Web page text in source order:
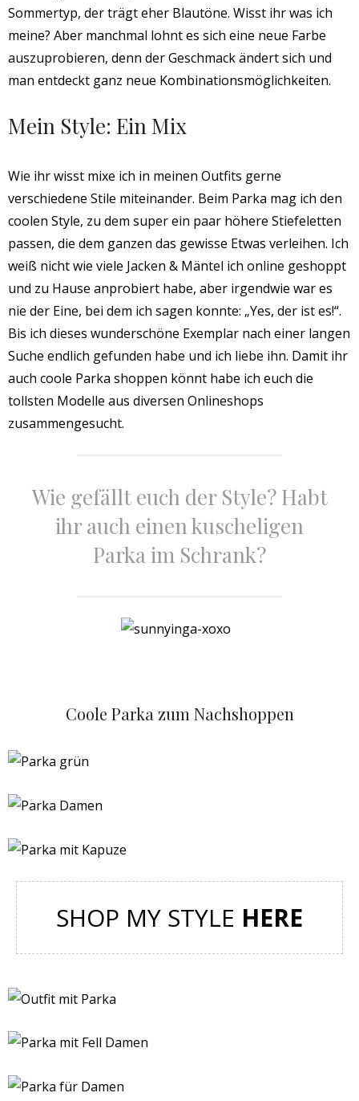
Sommertyp, der trägt eher Blautöne. Wisst ihr was ich
meine? Aber manchmal lohnt es sich eine neue Farbe
auszuprobieren, denn der Geschmack ändert sich und
man entdeckt ganz neue Kombinationsmöglichkeiten.
Mein Style: Ein Mix
Wie ihr wisst mixe ich in meinen Outfits gerne
verschiedene Stile miteinander. Beim Parka mag ich den
coolen Style, zu dem super ein paar höhere Stiefeletten
passen, die dem ganzen das gewisse Etwas verleihen. Ich
weiß nicht wie viele Jacken & Mäntel ich online geshoppt
und zu Hause anprobiert habe, aber irgendwie war es
nie der Eine, bei dem ich sagen konnte: „Yes, der ist es!“.
Bis ich dieses wunderschöne Exemplar nach einer langen
Suche endlich gefunden habe und ich liebe ihn. Damit ihr
auch coole Parka shoppen könnt habe ich euch die
tollsten Modelle aus diversen Onlineshops
zusammengesucht.
Wie gefällt euch der Style? Habt
ihr auch einen kuscheligen
Parka im Schrank?
Coole Parka zum Nachshoppen
SHOP MY STYLE HERE